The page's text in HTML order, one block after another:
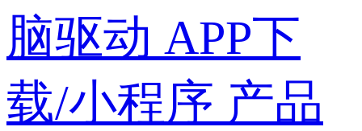
脑驱动 APP下
载/小程序 产品